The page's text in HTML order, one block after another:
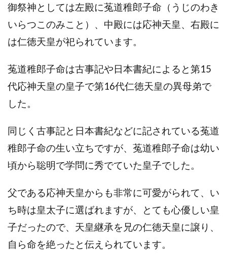
御祭神としては左殿に菟道稚郎子命（うじのわき
いらつこのみこと）、中殿には応神天皇、右殿に
は仁徳天皇が祀られています。
菟道稚郎子命は古事記や日本書紀によると第15
代応神天皇の皇子で第16代仁徳天皇の異母弟で
した。
同じく古事記と日本書紀などに記されている菟道
稚郎子命の生い立ちですが、菟道稚郎子命は幼い
頃から聡明で学問に秀でていた皇子でした。
父である応神天皇からも非常に可愛がられて、い
ち時は皇太子に選ばれますが、とても心優しい皇
子だったので、天皇継承を兄の仁徳天皇に譲り、
自ら命を絶ったと伝えられています。